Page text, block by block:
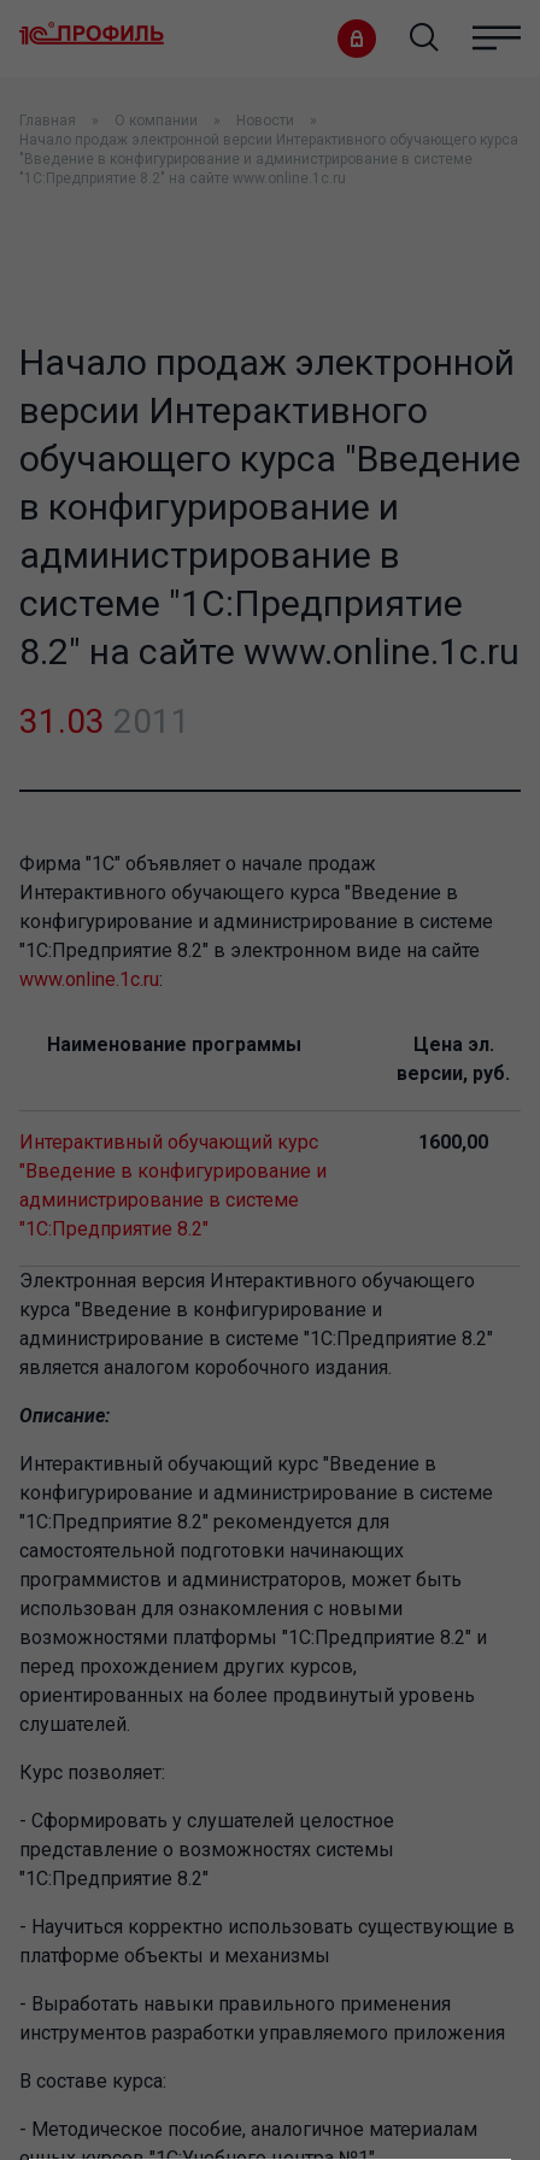
Главная О компании
Новости
Начало продаж электронной версии Интерактивного обучающего курса
"Введение в конфигурирование и администрирование в системе
"1С:Предприятие 8.2" на сайте www.online.1c.ru
Начало продаж электронной
версии Интерактивного
обучающего курса "Введение
в конфигурирование и
администрирование в
системе "1С:Предприятие
8.2" на сайте www.online.1c.ru
31.03 2011
Фирма "1С" объявляет о начале продаж
Интерактивного обучающего курса "Введение в
конфигурирование и администрирование в системе
"1С:Предприятие 8.2" в электронном виде на сайте
www.online.1c.ru:
Наименование программы
Цена эл.
версии, руб.
Интерактивный обучающий курс
"Введение в конфигурирование и
администрирование в системе
"1С:Предприятие 8.2"
1600,00
Электронная версия Интерактивного обучающего
курса "Введение в конфигурирование и
администрирование в системе "1С:Предприятие 8.2"
является аналогом коробочного издания.
Описание:
Интерактивный обучающий курс "Введение в
конфигурирование и администрирование в системе
"1С:Предприятие 8.2" рекомендуется для
самостоятельной подготовки начинающих
программистов и администраторов, может быть
использован для ознакомления с новыми
возможностями платформы "1С:Предприятие 8.2" и
перед прохождением других курсов,
ориентированных на более продвинутый уровень
слушателей.
Курс позволяет:
- Сформировать у слушателей целостное
представление о возможностях системы
"1С:Предприятие 8.2"
- Научиться корректно использовать существующие в
платформе объекты и механизмы
- Выработать навыки правильного применения
инструментов разработки управляемого приложения
В составе курса:
- Методическое пособие, аналогичное материалам